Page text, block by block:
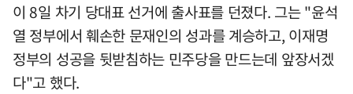
이 8일 차기 당대표 선거에 출사표를 던졌다. 그는 "윤석
열 정부에서 훼손한 문재인의 성과를 계승하고, 이재명
정부의 성공을 뒷받침하는 민주당을 만드는데 앞장서겠
다"고 했다.